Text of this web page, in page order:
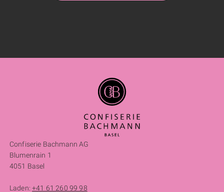
Confiserie Bachmann AG
Blumenrain 1
4051 Basel
Laden:+41 61 260 99 98